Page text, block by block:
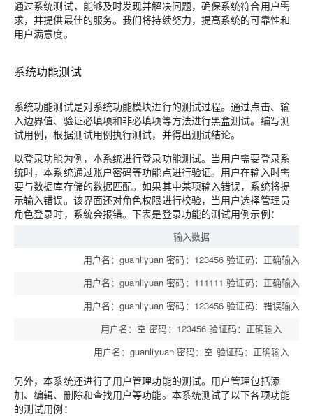
通过系统测试，能够及时发现并解决问题，确保系统符合用户需
求，并提供最佳的服务。我们将持续努力，提高系统的可靠性和
用户满意度。
系统功能测试
系统功能测试是对系统功能模块进行的测试过程。通过点击、输
入边界值、验证必填项和非必填项等方法进行黑盒测试。编写测
试用例，根据测试用例执行测试，并得出测试结论。
以登录功能为例，本系统进行登录功能测试。当用户需要登录系
统时，本系统通过账户密码等功能点进行验证。用户在输入时需
要与数据库存储的数据匹配。如果其中某项输入错误，系统将提
示输入错误。该界面还对角色权限进行校验，当用户选择管理员
角色登录时，系统会报错。下表是登录功能的测试用例示例：
输入数据
用户名：guanliyuan 密码：123456 验证码：正确输入
用户名：guanliyuan 密码：111111 验证码：正确输入
用户名：guanliyuan 密码：123456 验证码：错误输入
用户名：空 密码：123456 验证码：正确输入
用户名：guanliyuan 密码：空 验证码：正确输入
另外，本系统还进行了用户管理功能的测试。用户管理包括添
加、编辑、删除和查找用户等功能。本系统测试了以下各项功能
的测试用例：